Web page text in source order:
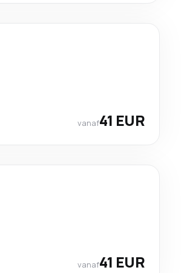
vanaf41 EUR
vanaf41 EUR